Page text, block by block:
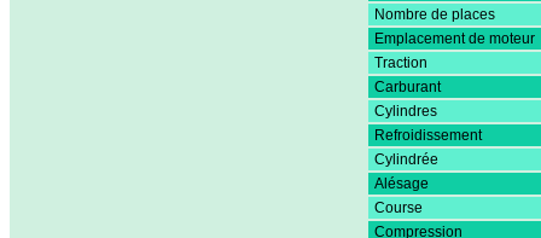
Nombre de places
Emplacement de moteur
Traction
Carburant
Cylindres
Refroidissement
Cylindrée
Alésage
Course
Compression